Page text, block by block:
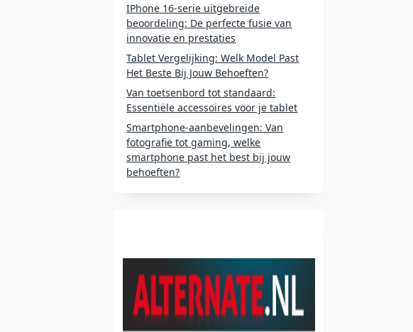
IPhone 16-serie uitgebreide
beoordeling: De perfecte fusie van
innovatie en prestaties
Tablet Vergelijking: Welk Model Past
Het Beste Bij Jouw Behoeften?
Van toetsenbord tot standaard:
Essentiële accessoires voor je tablet
Smartphone-aanbevelingen: Van
fotografie tot gaming, welke
smartphone past het best bij jouw
behoeften?